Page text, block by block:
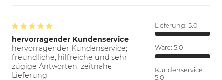
hervorragender Kundenservice
hervorragender Kundenservice;
freundliche, hilfreiche und sehr
zügige Antworten. zeitnahe
Lieferung
Lieferung: 5.0
Ware: 5.0
Kundenservice:
5.0